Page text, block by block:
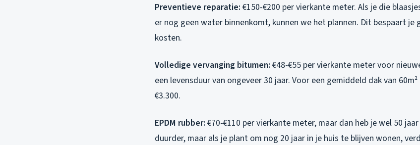
Preventieve reparatie: €150-€200 per vierkante meter. Als je die
er nog geen water binnenkomt, kunnen we het plannen. Dit bespaart je
kosten.
Volledige vervanging bitumen: €48-€55 per vierkante meter voor
een levensduur van ongeveer 30 jaar. Voor een gemiddeld dak van
€3.300.
EPDM rubber: €70-€110 per vierkante meter, maar dan heb je wel 50
duurder, maar als je plant om nog 20 jaar in je huis te blijven wonen,